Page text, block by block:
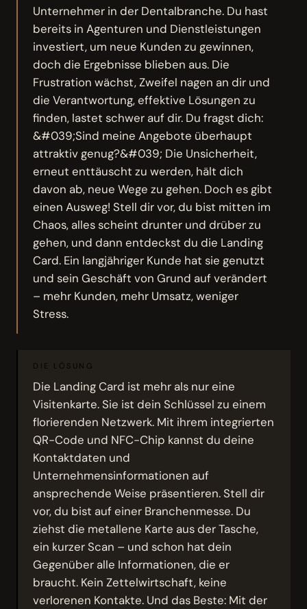
Unternehmer in der Dentalbranche. Du hast
bereits in Agenturen und Dienstleistungen
investiert, um neue Kunden zu gewinnen,
doch die Ergebnisse blieben aus. Die
Frustration wächst, Zweifel nagen an dir und
die Verantwortung, effektive Lösungen zu
finden, lastet schwer auf dir. Du fragst dich:
&#039;Sind meine Angebote überhaupt
attraktiv genug?&#039; Die Unsicherheit,
erneut enttäuscht zu werden, hält dich
davon ab, neue Wege zu gehen. Doch es gibt
einen Ausweg! Stell dir vor, du bist mitten im
Chaos, alles scheint drunter und drüber zu
gehen, und dann entdeckst du die Landing
Card. Ein langjähriger Kunde hat sie genutzt
und sein Geschäft von Grund auf verändert
– mehr Kunden, mehr Umsatz, weniger
Stress.
DIE LÖSUNG
Die Landing Card ist mehr als nur eine
Visitenkarte. Sie ist dein Schlüssel zu einem
florierenden Netzwerk. Mit ihrem integrierten
QR-Code und NFC-Chip kannst du deine
Kontaktdaten und
Unternehmensinformationen auf
ansprechende Weise präsentieren. Stell dir
vor, du bist auf einer Branchenmesse. Du
ziehst die metallene Karte aus der Tasche,
ein kurzer Scan – und schon hat dein
Gegenüber alle Informationen, die er
braucht. Kein Zettelwirtschaft, keine
verlorenen Kontakte. Und das Beste: Mit der